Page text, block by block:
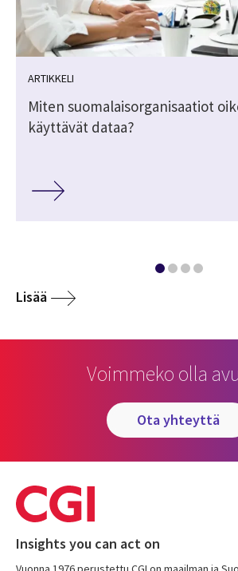
ARTIKKELI
Miten suomalaisorganisaatiot
käyttävät dataa?
Lisää
Voimmeko olla
ota yhteyttä
Insights you can act on